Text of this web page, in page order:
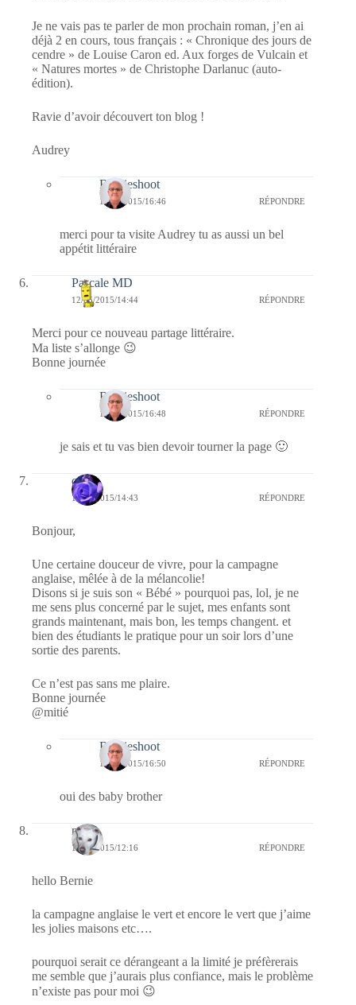
Je ne vais pas te parler de mon prochain roman, j’en ai
déjà 2 en cours, tous français : « Chronique des jours de
cendre » de Louise Caron ed. Aux forges de Vulcain et
« Natures mortes » de Christophe Darlanuc (auto-
édition).
Ravie d’avoir découvert ton blog !
Audrey
Bernieshoot
13/05/2015/16:46 RÉPONDRE
merci pour ta visite Audrey tu as aussi un bel
appétit littéraire
Pascale MD
12/05/2015/14:44 RÉPONDRE
Merci pour ce nouveau partage littéraire.
Ma liste s’allonge 😉
Bonne journée
Bernieshoot
13/05/2015/16:48 RÉPONDRE
je sais et tu vas bien devoir tourner la page 🙂
covix
12/05/2015/14:43 RÉPONDRE
Bonjour,
Une certaine douceur de vivre, pour la campagne
anglaise, mêlée à de la mélancolie!
Disons si je suis son « Bébé » pourquoi pas, lol, je ne
me sens plus concerné par le sujet, mes enfants sont
grands maintenant, mais bon, les temps changent. et
bien des étudiants le pratique pour un soir lors d’une
sortie des parents.
Ce n’est pas sans me plaire.
Bonne journée
@mitié
Bernieshoot
13/05/2015/16:50 RÉPONDRE
oui des baby brother
nays
12/05/2015/12:16 RÉPONDRE
hello Bernie
la campagne anglaise le vert et encore le vert que j’aime
les jolies maisons etc….
pourquoi serait ce dérangeant a la limité je préfèrerais
me semble que j’aurais plus confiance, mais le problème
n’existe pas pour moi 😉